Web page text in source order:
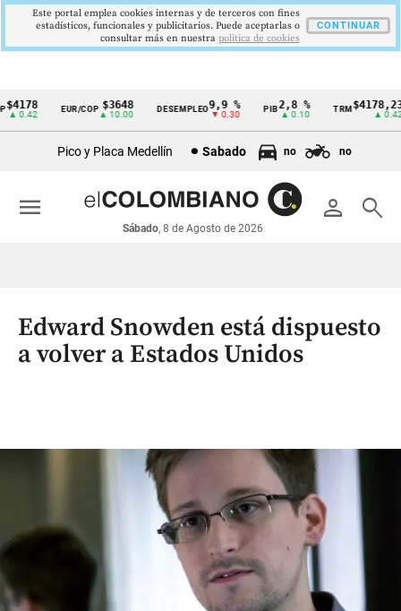
Cintillo
económicos
Colombia
0.42
EUR/COP $3648
▲ 10.00
DESEMPLEO 9,9 %
▼ 0.30
PIB2,8 %
▲ 0.10
TRM$4178,23
▲ 0.42
Pico y Placa Medellín Sabado no no
person search
Sábado, 8 de Agosto de 2026
menu
Edward Snowden está dispuesto
a volver a Estados Unidos
Este portal emplea cookies internas y de terceros con fines
estadísticos, funcionales y publicitarios. Puede aceptarlas o
consultar más en nuestra politica de cookies
CONTINUAR